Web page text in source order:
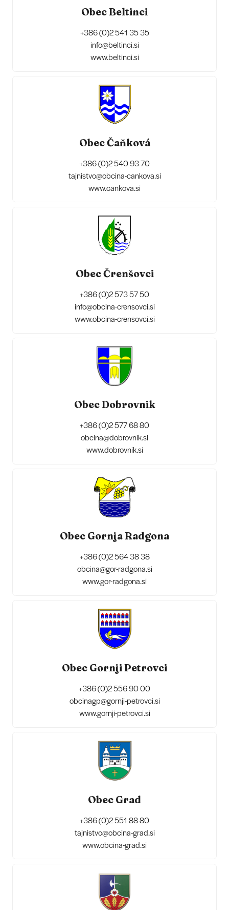
Obec Beltinci
+386 (0)2 541 35 35
info@beltinci.si
www.beltinci.si
Obec Čaňková
+386 (0)2 540 93 70
tajnistvo@obcina-cankova.si
www.cankova.si
Obec Črenšovci
+386 (0)2 573 57 50
info@obcina-crensovci.si
www.obcina-crensovci.si
Obec Dobrovnik
+386 (0)2 577 68 80
obcina@dobrovnik.si
www.dobrovnik.si
Obec Gornja Radgona
+386 (0)2 564 38 38
obcina@gor-radgona.si
www.gor-radgona.si
Obec Gornji Petrovci
+386 (0)2 556 90 00
obcinagp@gornji-petrovci.si
www.gornji-petrovci.si
Obec Grad
+386 (0)2 551 88 80
tajnistvo@obcina-grad.si
www.obcina-grad.si